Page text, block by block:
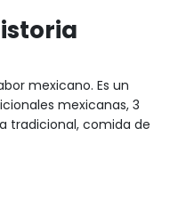
mexicano. Es un
mexicanas, 3
tradicional, comida de